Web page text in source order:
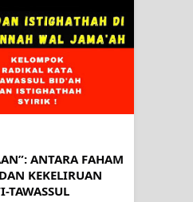
Allah
sayap
JAMA'AH: BUKAN
TETAPI
ANTARA FAHAM
KEKELIRUAN
TAWASSUL